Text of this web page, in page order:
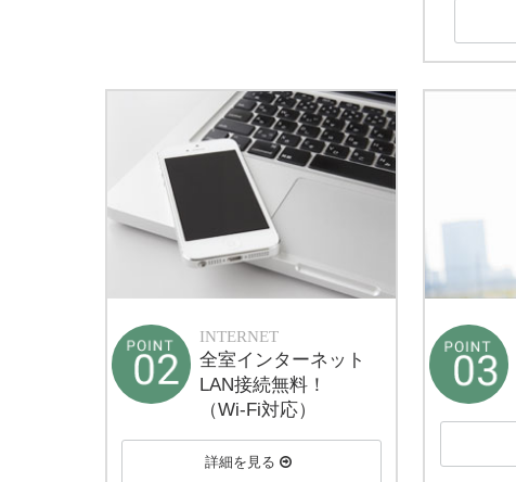
INTERNET
全室インターネット
LAN接続無料！
（Wi-Fi対応）
詳細を見る